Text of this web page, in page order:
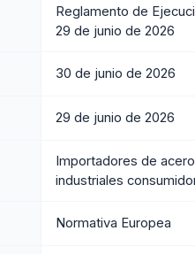
Reglamento de
29 de junio de 2026
30 de junio de 2026
29 de junio de 2026
Importadores de
industriales
Normativa Europea